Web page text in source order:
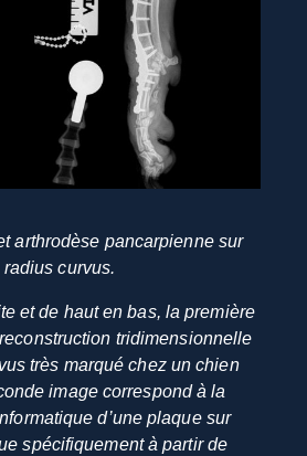
arthrodèse pancarpienne sur
radius curvus.
et de haut en bas, la première
tridimensionnelle
très marqué chez un chien
image correspond à la
d’une plaque sur
spécifiquement à partir de